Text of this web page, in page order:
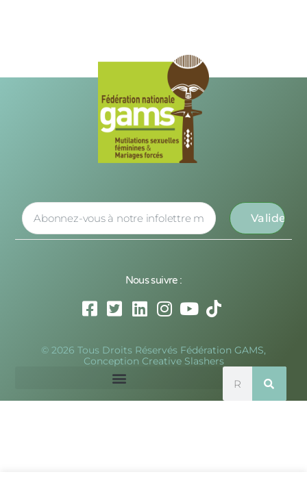
Nous suivre :
© 2026 Tous Droits Réservés Fédération GAMS,
Conception Creative Slashers